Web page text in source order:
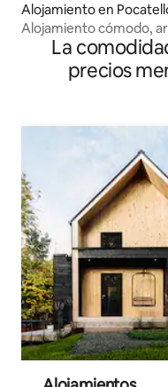
Alojamiento en
Alojamiento cómodo,
La
precios